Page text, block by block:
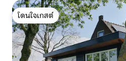
โดนใจเกสต์
โดนใจเกสต์